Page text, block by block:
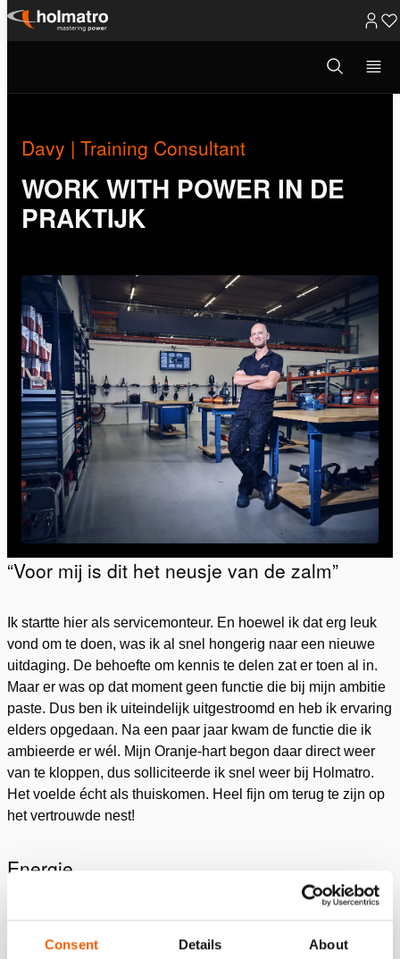
Consent Details About
Ga
Open
zoekvenster
Davy | Training C...
Davy | Training Consultant
WORK WITH POWER IN DE
PRAKTIJK
“Voor mij is dit het neusje van de zalm”
Accepteer marketingcookiesom deze video te kunnen
bekijken.
Ik startte hier als servicemonteur. En hoewel ik dat erg leuk
vond om te doen, was ik al snel hongerig naar een nieuwe
uitdaging. De behoefte om kennis te delen zat er toen al in.
Maar er was op dat moment geen functie die bij mijn ambitie
paste. Dus ben ik uiteindelijk uitgestroomd en heb ik ervaring
elders opgedaan. Na een paar jaar kwam de functie die ik
ambieerde er wél. Mijn Oranje-hart begon daar direct weer
van te kloppen, dus solliciteerde ik snel weer bij Holmatro.
Het voelde écht als thuiskomen. Heel fijn om terug te zijn op
het vertrouwde nest!
Energie
Met mijn kracht als trainer haal ik de kracht in anderen naar
eindklanten onze producten het beste kunnen onderhouden